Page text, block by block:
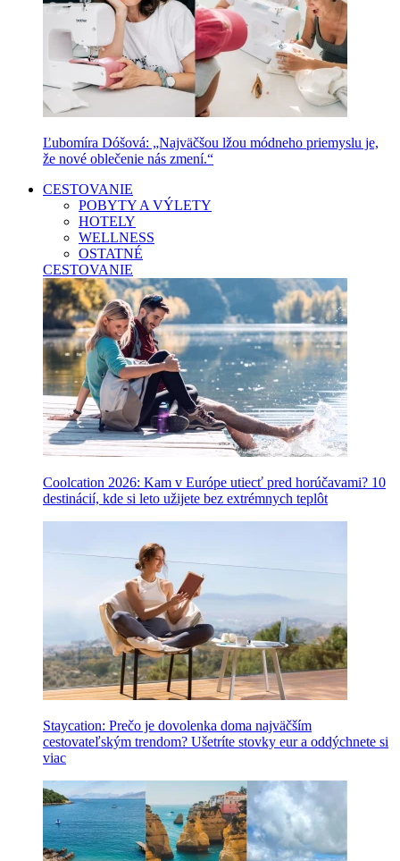
Ľubomíra Dóšová: „Najväčšou lžou módneho priemyslu je,
že nové oblečenie nás zmení.“
CESTOVANIE
POBYTY A VÝLETY
HOTELY
WELLNESS
OSTATNÉ
CESTOVANIE
Coolcation 2026: Kam v Európe utiecť pred horúčavami? 10
destinácií, kde si leto užijete bez extrémnych teplôt
Staycation: Prečo je dovolenka doma najväčším
cestovateľským trendom? Ušetríte stovky eur a oddýchnete si
viac